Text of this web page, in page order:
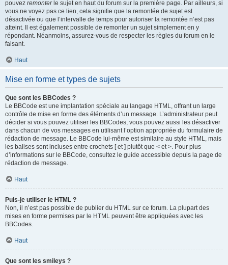
pouvez remonterle sujet en haut du forum sur la première page. Par ailleurs, si
vous ne voyez pas ce lien, cela signifie que la remontée de sujet est
désactivée ou que l’intervalle de temps pour autoriser la remontée n’est pas
atteint. Il est également possible de remonter un sujet simplement en y
répondant. Néanmoins, assurez-vous de respecter les règles du forum en le
faisant.
Haut
Mise en forme et types de sujets
Que sont les BBCodes ?
Le BBCode est une implantation spéciale au langage HTML, offrant un large
contrôle de mise en forme des éléments d’un message. L’administrateur peut
décider si vous pouvez utiliser les BBCodes, vous pouvez aussi les désactiver
dans chacun de vos messages en utilisant l’option appropriée du formulaire de
rédaction de message. Le BBCode lui-même est similaire au style HTML, mais
les balises sont incluses entre crochets [ et ] plutôt que < et >. Pour plus
d’informations sur le BBCode, consultez le guide accessible depuis la page de
rédaction de message.
Haut
Puis-je utiliser le HTML ?
Non, il n’est pas possible de publier du HTML sur ce forum. La plupart des
mises en forme permises par le HTML peuvent être appliquées avec les
BBCodes.
Haut
Que sont les smileys ?